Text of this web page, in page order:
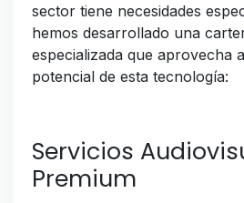
sector tiene necesidades
hemos desarrollado una
especializada que aprovecha
potencial de esta tecnología:
Servicios
Premium